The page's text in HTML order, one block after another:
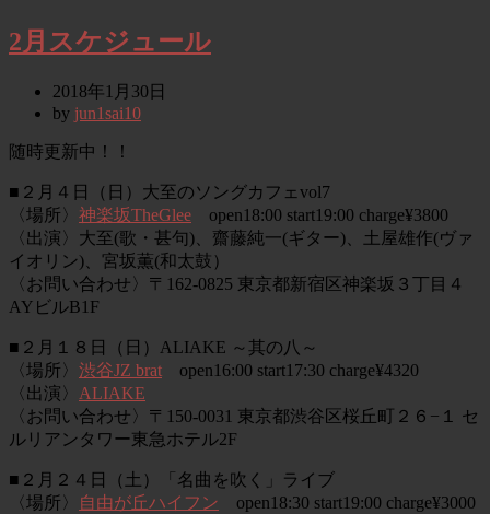
2月スケジュール
2018年1月30日
by jun1sai10
随時更新中！！
■２月４日（日）大至のソングカフェvol7
〈場所〉 神楽坂TheGlee open18:00 start19:00 charge¥3800
〈出演〉 大至(歌・甚句)、齋藤純一(ギター)、土屋雄作(ヴァ
イオリン)、宮坂薫(和太鼓）
〈お問い合わせ〉 〒162-0825 東京都新宿区神楽坂３丁目４
AYビルB1F
■２月１８日（日）ALIAKE ～其の八～
〈場所〉 渋谷JZ brat open16:00 start17:30 charge¥4320
〈出演〉 ALIAKE
〈お問い合わせ〉 〒150-0031 東京都渋谷区桜丘町２６−１ セ
ルリアンタワー東急ホテル2F
■２月２４日（土）
「名曲を吹く」ライブ
〈場所〉
自由が丘ハイフン open18:30 start19:00 charge¥3000